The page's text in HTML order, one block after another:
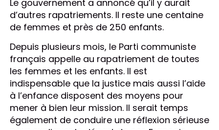
Le gouvernement a annoncé qu’il y aurait
d’autres rapatriements. Il reste une centaine
de femmes et près de 250 enfants.
Depuis plusieurs mois, le Parti communiste
français appelle au rapatriement de toutes
les femmes et les enfants. Il est
indispensable que la justice mais aussi l’aide
à l’enfance disposent des moyens pour
mener à bien leur mission. Il serait temps
également de conduire une réflexion sérieuse